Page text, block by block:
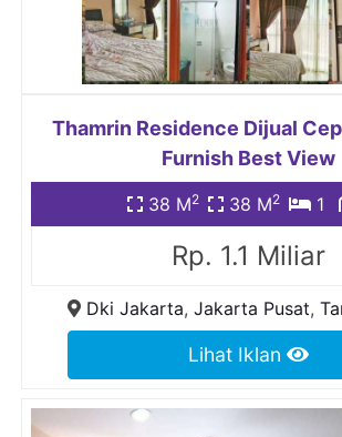
Thamrin Residence Dijual
Furnish Best View
38 M2 38 M2 1
Rp. 1.1 Miliar
Dki Jakarta, Jakarta Pusat,
Lihat Iklan